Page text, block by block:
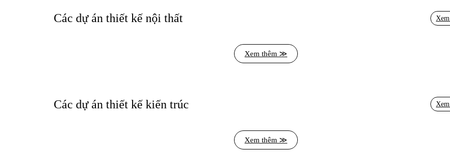
Các dự án thiết kế nội thất
Xem thêm ≫
Các dự án thiết kế kiến trúc
Xem thêm ≫